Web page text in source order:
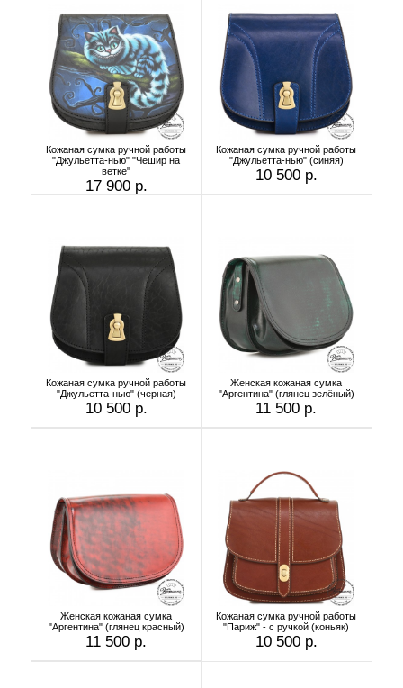
Кожаная сумка ручной работы
"Джульетта-нью" "Чешир на
ветке"
17 900 р.
Кожаная сумка ручной работы
"Джульетта-нью" (синяя)
10 500 р.
Кожаная сумка ручной работы
"Джульетта-нью" (черная)
10 500 р.
Женская кожаная сумка
"Аргентина" (глянец зелёный)
11 500 р.
Женская кожаная сумка
"Аргентина" (глянец красный)
11 500 р.
Кожаная сумка ручной работы
"Париж" - с ручкой (коньяк)
10 500 р.